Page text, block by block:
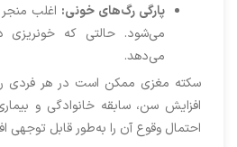
پارگی رگ‌های خونی: اغلب
می‌شود. حالتی که خونریزی
می‌دهد.
سکته مغزی ممکن است در هر فردی
افزایش سن، سابقه خانوادگی و
احتمال وقوع آن را به‌طور قابل توجهی